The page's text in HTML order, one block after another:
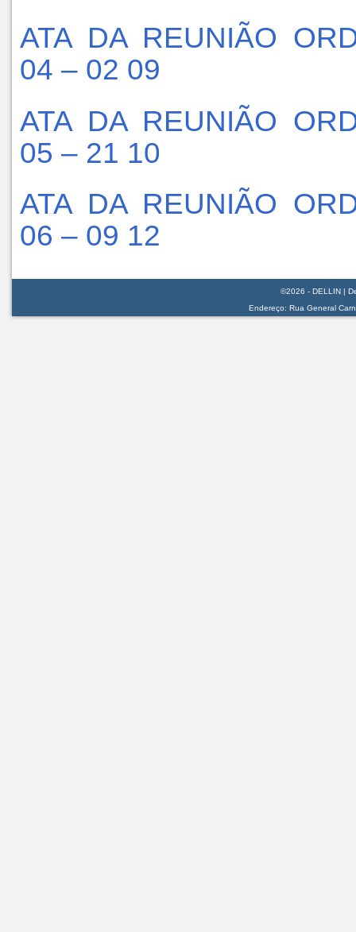
ATA DA REUNIÃO
04 – 02 09
ATA DA REUNIÃO
05 – 21 10
ATA DA REUNIÃO
06 – 09 12
©2026 - DELLIN |
Endereço: Rua General